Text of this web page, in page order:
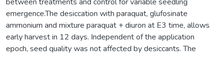
emergence.The desiccation with paraquat, glufosinate
ammonium and mixture paraquat + diuron at E3 time, allows
early harvest in 12 days. Independent of the application
epoch, seed quality was not affected by desiccants. The